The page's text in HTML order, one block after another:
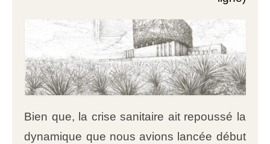
Bien que, la crise sanitaire ait repoussé la
dynamique que nous avions lancée début